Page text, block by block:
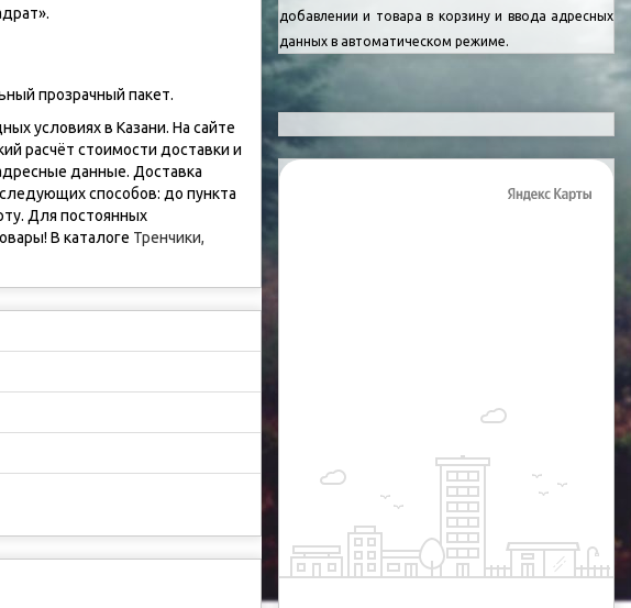
прозрачный пакет.
условиях в Казани. На сайте
расчёт стоимости доставки и
данные. Доставка
способов: до пункта
Для постоянных
В каталоге Тренчики,
добавлении и товара в корзину и ввода адресных
данных в автоматическом режиме.